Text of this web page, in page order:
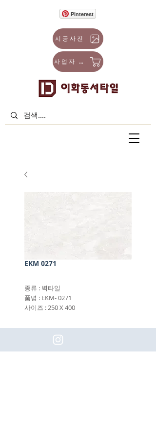
사업자 몰
시공사진
Pinterest
EKM 0271
종류 : 벽타일
품명 : EKM- 0271
사이즈 : 250 X 400